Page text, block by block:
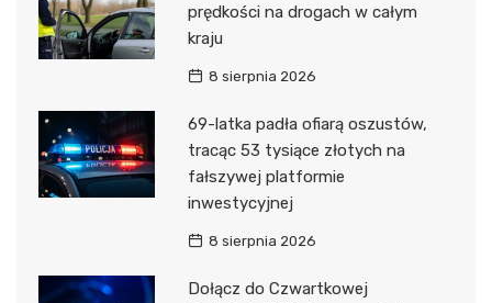
prędkości na drogach w całym
kraju
8 sierpnia 2026
69-latka padła ofiarą oszustów,
tracąc 53 tysiące złotych na
fałszywej platformie
inwestycyjnej
8 sierpnia 2026
Dołącz do Czwartkowej